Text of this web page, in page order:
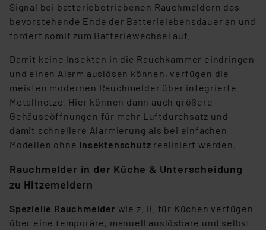
Angemessenheitsbeschluss der EU. Dies bedeutet,
dass die USA als Land mit unzureichendem
Datenschutz nach EU-Standards eingestuft wird. So
personenbezogene Daten in
Überwachungsprogrammen verarbeiten, ohne dass
hiergegen Klagemöglichkeiten für Europäer bestehen.
Unsere Kooperation mit diesen Dienstleistern stützt
sich auf die Standarddatenschutzklauseln der
Europäischen Kommission sowie einer eigenen
Beurteilung der mit der Datenübermittlung,
Impressum|Datenschutzerklärung
Signal bei batteriebetriebenen Rauchmeldern das
bevorstehende Ende der Batterielebensdauer an und
fordert somit zum Batteriewechsel auf.
Damit keine Insekten in die Rauchkammer eindringen
und einen Alarm auslösen können, verfügen die
meisten modernen Rauchmelder über integrierte
Metallnetze. Hier können dann auch größere
Gehäuseöffnungen für mehr Luftdurchsatz und
damit schnellere Alarmierung als bei einfachen
Modellen ohne Insektenschutz realisiert werden.
Rauchmelder in der Küche & Unterscheidung
zu Hitzemeldern
Spezielle Rauchmelder wie z. B. für Küchen verfügen
über eine temporäre, manuell auslösbare und selbst